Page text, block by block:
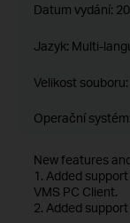
Datum vydání:
Jazyk: Multi-
Velikost souboru:
Operační
New features
1. Added
VMS PC Client.
2. Added